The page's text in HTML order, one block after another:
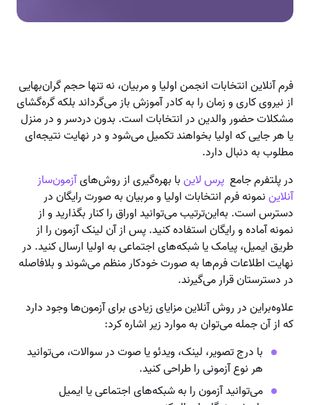
فرم آنلاین انتخابات انجمن اولیا و مربیان، نه تنها حجم گران‌بهایی
از نیروی کاری و زمان را به کادر آموزش باز می‌گرداند بلکه گره‌گشای
مشکلات حضور والدین در انتخابات است. بدون دردسر و در منزل
یا هر جایی که اولیا بخواهند تکمیل می‌شود و در نهایت نتیجه‌ای
مطلوب به دنبال دارد.
در پلتفرم جامع پرس لاینبا بهره‌گیری از روش‌هایآزمون‌ساز
آنلایننمونه فرم انتخابات اولیا و مربیان به صورت رایگان در
دسترس است. به‌این‌ترتیب می‌توانید اوراق را کنار بگذارید و از
نمونه آماده و رایگان استفاده کنید. پس از آن لینک آزمون را از
طریق ایمیل، پیامک یا شبکه‌های اجتماعی به اولیا ارسال کنید. در
نهایت اطلاعات فرم‌ها به صورت خودکار منظم می‌شوند و بلافاصله
در دسترستان قرار می‌گیرند.
علاوه‌براین در روش آنلاین مزایای زیادی برای آزمون‌ها وجود دارد
که از آن جمله می‌توان به موارد زیر اشاره کرد:
با درج تصویر، لینک، ویدئو یا صوت در سوالات،‌ می‌توانید
هر نوع آزمونی را طراحی کنید.
می‌توانید آزمون را به شبکه‌های اجتماعی یا ایمیل